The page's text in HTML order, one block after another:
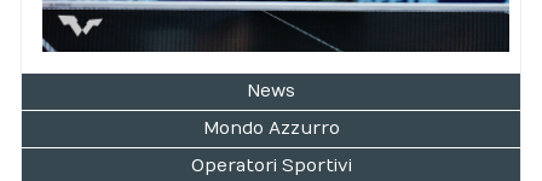
News
Mondo Azzurro
Operatori Sportivi